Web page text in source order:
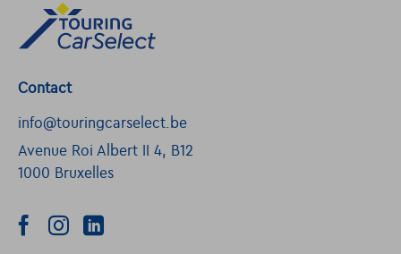
Contact
info@touringcarselect.be
Avenue Roi Albert II 4, B12
1000 Bruxelles